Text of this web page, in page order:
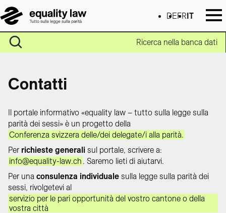
DEFR IT
Ricerca nella banca dati
Contatti
Il portale informativo «equality law – tutto sulla legge sulla
parità dei sessi» è un progetto della
Conferenza svizzera delle/dei delegate/i alla parità.
Per richieste generali sul portale, scrivere a:
info@equality-law.ch . Saremo lieti di aiutarvi.
Per una consulenza individuale sulla legge sulla parità dei
sessi, rivolgetevi al
servizio per le pari opportunità del vostro cantone o della
vostra città